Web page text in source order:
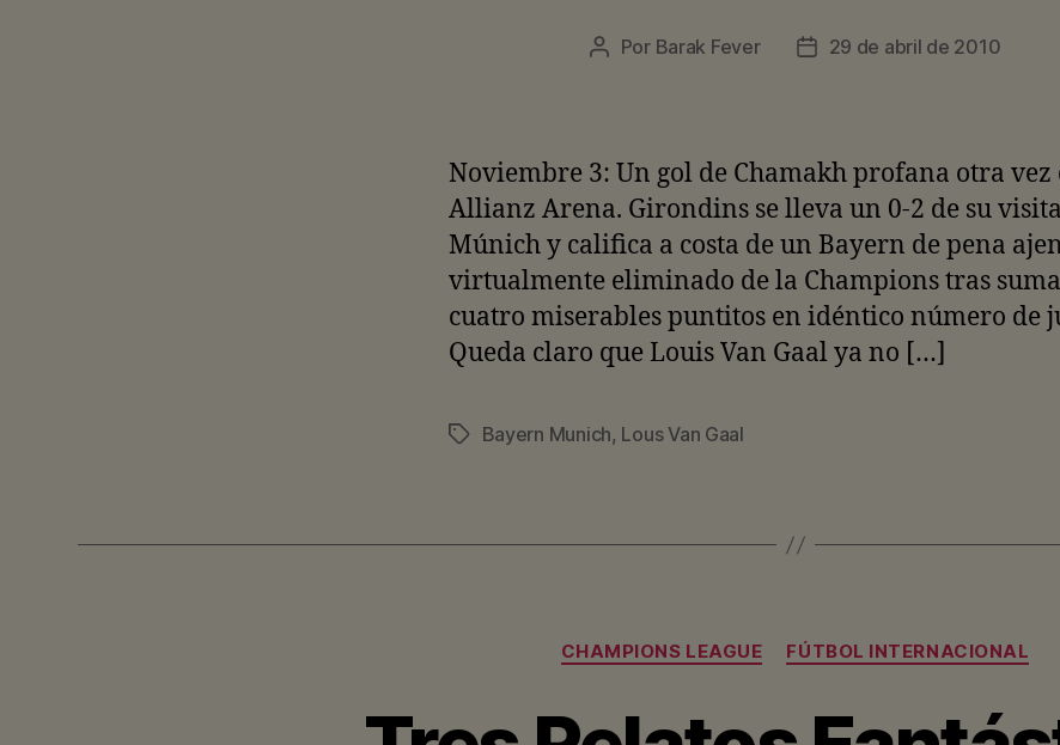
Autor
Por Barak Fever
Fecha29 de abril de 2010
Noviembre 3: Un gol de Chamakh profana otra vez
Allianz Arena. Girondins se lleva un 0-2 de su
Múnich y califica a costa de un Bayern de pena
virtualmente eliminado de la Champions tras
cuatro miserables puntitos en idéntico número de
Queda claro que Louis Van Gaal ya no […]
Etiquetas
Bayern Munich, Lous Van Gaal
Categorías
CHAMPIONS LEAGUE FÚTBOL INTERNACIONAL